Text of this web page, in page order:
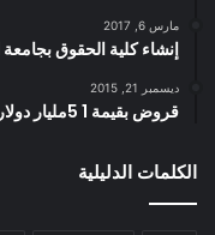
مارس 6, 2017
إنشاء كلية الحقوق بجامعة
ديسمبر 21, 2015
قروض بقيمة 1 5مليار دولار لتنمية سيناء
الكلمات الدليلية